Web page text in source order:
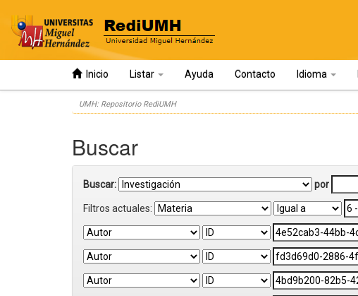
Inicio Listar Ayuda Contacto Idioma
UMH: Repositorio RediUMH
Buscar
Buscar: por
Filtros actuales: